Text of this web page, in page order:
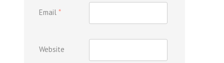
Email *
Website